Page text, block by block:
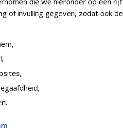
of invulling gegeven, zodat ook